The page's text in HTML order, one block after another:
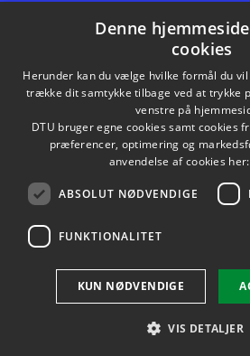
LINKEDIN
INSTAGRAM
FACEBOOK
YOUTUBE
Denne
cookies
Herunder kan du vælge hvilke formål du
trække dit samtykke tilbage ved at trykke
venstre på
DTU bruger egne cookies samt cookies
præferencer, optimering og
anvendelse af cookies her:
ABSOLUT NØDVENDIGE
FUNKTIONALITET
KUN NØDVENDIGE
VIS DETALJER